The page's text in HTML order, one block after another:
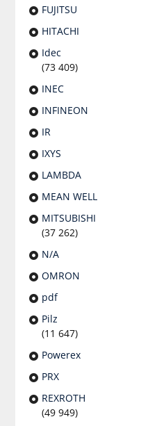
FUJITSU
HITACHI
Idec
(73 409)
INEC
INFINEON
IR
IXYS
LAMBDA
MEAN WELL
MITSUBISHI
(37 262)
N/A
OMRON
pdf
Pilz
(11 647)
Powerex
PRX
REXROTH
(49 949)